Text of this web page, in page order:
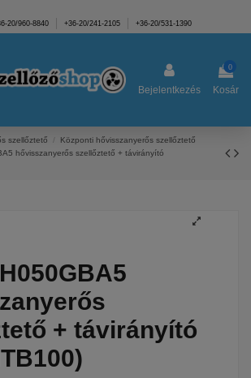
20/960-8840 +36-20/241-2105 +36-20/531-1390
Bejelentkezés
0
Kosár
szellőztető
Központi hővisszanyerős szellőztető
hővisszanyerős szellőztető + távirányító
+ távirányító